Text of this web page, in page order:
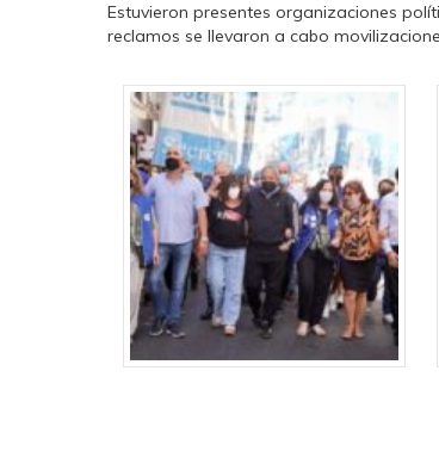
Estuvieron presentes organizaciones
reclamos se llevaron a cabo